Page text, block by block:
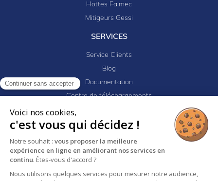
Continuer sans accepter
Voici nos cookies,
c'est vous qui décidez !
Notre souhait : vous proposer la meilleure
expérience en ligne en améliorant nos services en
continu. Êtes-vous d'accord ?
Nous utilisons quelques services pour mesurer notre audience,
Hottes Falmec
Mitigeurs Gessi
SERVICES
Service Clients
Blog
Documentation
Centre de téléchargements
Newsletter
Mentions légales Politique de confidentialité